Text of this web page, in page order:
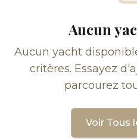
Aucun
Aucun yacht
critères. Essayez
parcourez
Voir Tous